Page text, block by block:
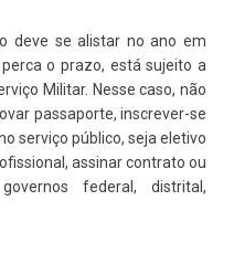
deve se alistar no ano em
o prazo, está sujeito a
Militar. Nesse caso, não
passaporte, inscrever-se
serviço público, seja eletivo
assinar contrato ou
federal, distrital,